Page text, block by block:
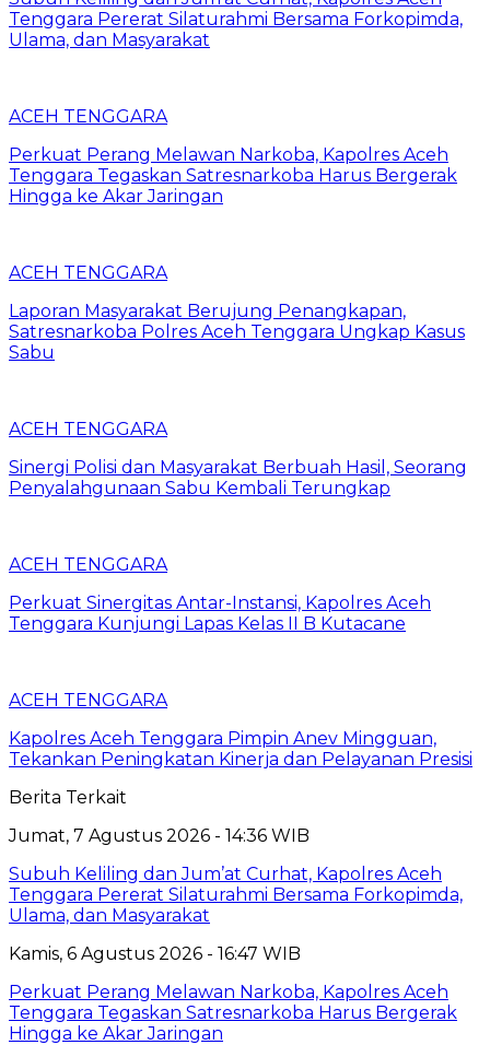
Tenggara Pererat Silaturahmi Bersama Forkopimda,
Ulama, dan Masyarakat
ACEH TENGGARA
Perkuat Perang Melawan Narkoba, Kapolres Aceh
Tenggara Tegaskan Satresnarkoba Harus Bergerak
Hingga ke Akar Jaringan
ACEH TENGGARA
Laporan Masyarakat Berujung Penangkapan,
Satresnarkoba Polres Aceh Tenggara Ungkap Kasus
Sabu
ACEH TENGGARA
Sinergi Polisi dan Masyarakat Berbuah Hasil, Seorang
Penyalahgunaan Sabu Kembali Terungkap
ACEH TENGGARA
Perkuat Sinergitas Antar-Instansi, Kapolres Aceh
Tenggara Kunjungi Lapas Kelas II B Kutacane
ACEH TENGGARA
Kapolres Aceh Tenggara Pimpin Anev Mingguan,
Tekankan Peningkatan Kinerja dan Pelayanan Presisi
Berita Terkait
Jumat, 7 Agustus 2026 - 14:36 WIB
Subuh Keliling dan Jum’at Curhat, Kapolres Aceh
Tenggara Pererat Silaturahmi Bersama Forkopimda,
Ulama, dan Masyarakat
Kamis, 6 Agustus 2026 - 16:47 WIB
Perkuat Perang Melawan Narkoba, Kapolres Aceh
Tenggara Tegaskan Satresnarkoba Harus Bergerak
Hingga ke Akar Jaringan